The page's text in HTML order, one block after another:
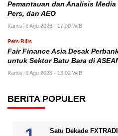
Pemantauan dan Analisis
Pers, dan AEO
Kamis, 6 Agu 2026 - 17:00 WIB
Pers Rilis
Fair Finance Asia Desak
untuk Sektor Batu Bara di
Kamis, 6 Agu 2026 - 13:02 WIB
BERITA POPULER
Satu Dekade